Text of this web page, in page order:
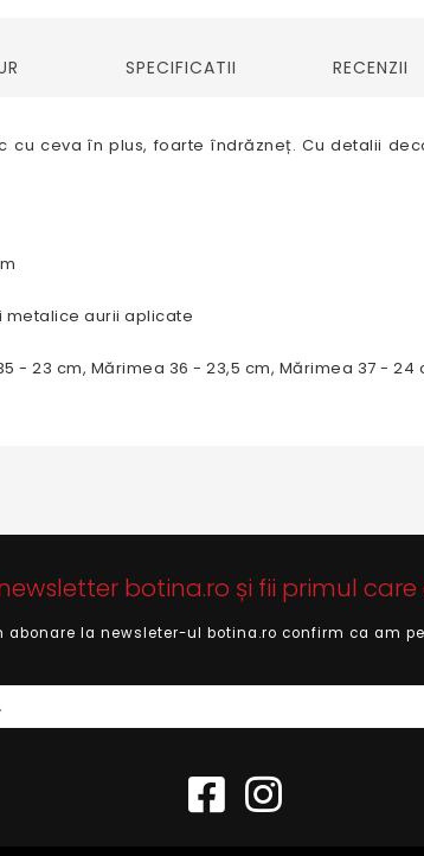
SPECIFICATII RECENZII
ceva în plus, foarte îndrăzneț. Cu detalii
aurii aplicate
- 23 cm, Mărimea 36 - 23,5 cm, Mărimea 37 -
botina.ro și fii primul
abonare la newsleter-ul botina.ro confirm ca am